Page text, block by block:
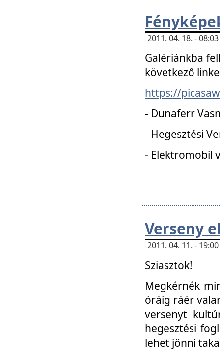
2011. 04. 18. -
Galériánkba
következő
https://
- Dunaferr
- Hegesztési
- Elektromobil
Verseny
2011. 04. 11. -
Sziasztok!
Megkérnék
óráig ráér
versenyt
hegesztési
lehet jönni